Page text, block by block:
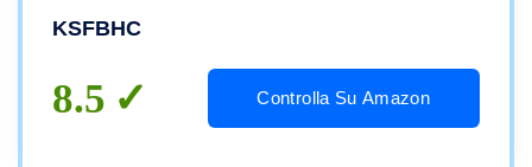
large)
KSFBHC
8.5 Controlla Su Amazon